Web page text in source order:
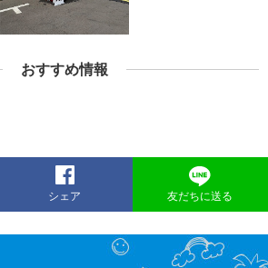
おすすめ情報
シェア 友だちに送る